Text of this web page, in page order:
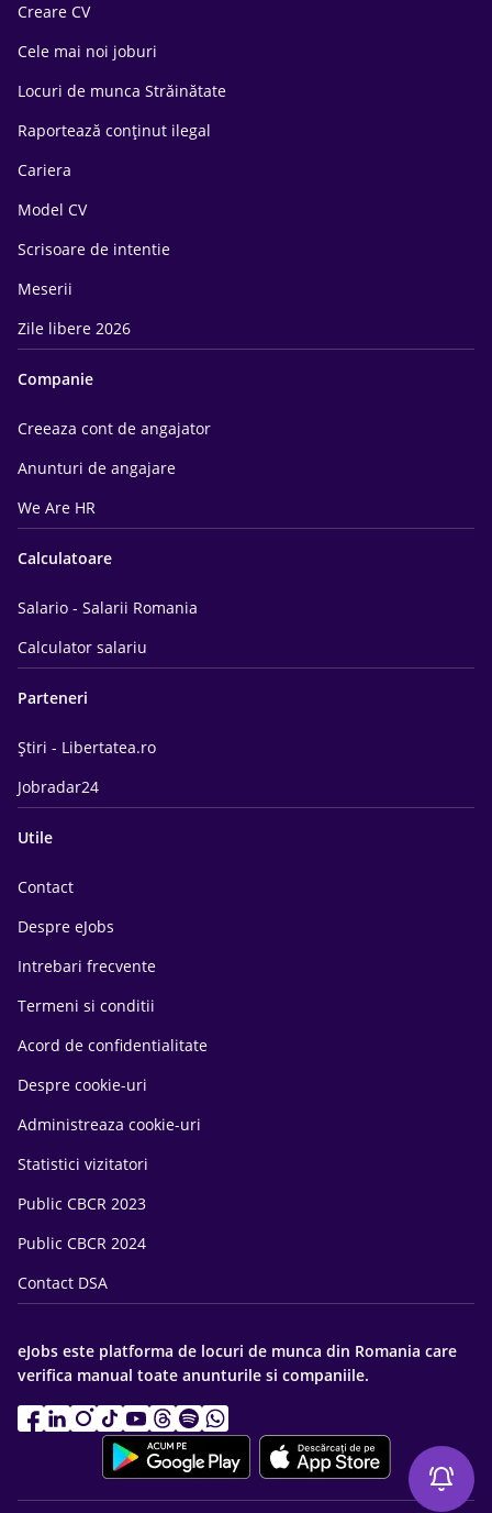
Creare CV
Cele mai noi joburi
Locuri de munca Străinătate
Raportează conținut ilegal
Cariera
Model CV
Scrisoare de intentie
Meserii
Zile libere 2026
Companie
Creeaza cont de angajator
Anunturi de angajare
We Are HR
Calculatoare
Salario - Salarii Romania
Calculator salariu
Parteneri
Știri - Libertatea.ro
Jobradar24
Utile
Contact
Despre eJobs
Intrebari frecvente
Termeni si conditii
Acord de confidentialitate
Despre cookie-uri
Administreaza cookie-uri
Statistici vizitatori
Public CBCR 2023
Public CBCR 2024
Contact DSA
eJobs este platforma de locuri de munca din Romania care
verifica manual toate anunturile si companiile.